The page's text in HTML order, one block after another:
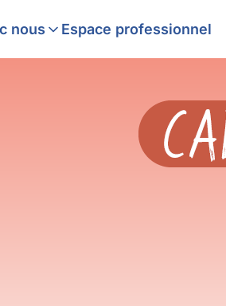
nous Espace professionnel